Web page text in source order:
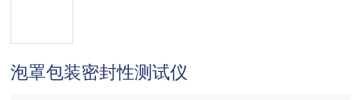
泡罩包装密封性测试仪